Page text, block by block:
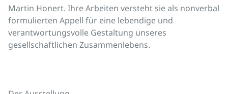
Martin Honert. Ihre Arbeiten versteht sie als nonverbal
formulierten Appell für eine lebendige und
verantwortungsvolle Gestaltung unseres
gesellschaftlichen Zusammenlebens.